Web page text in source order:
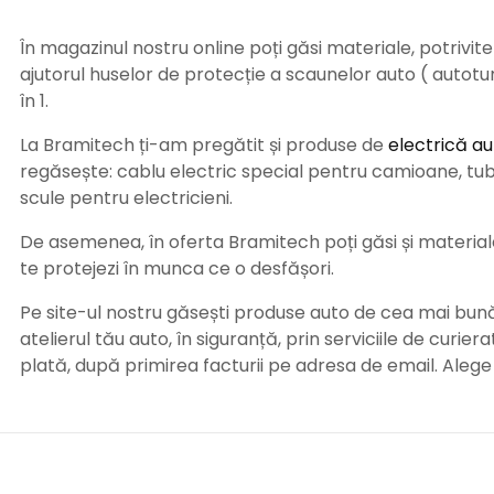
În magazinul nostru online poți găsi materiale,
ajutorul huselor de protecție a scaunelor auto (
în 1.
La Bramitech ți-am pregătit și produse de electrică
regăsește: cablu electric special pentru camioane,
scule pentru electricieni.
De asemenea, în oferta Bramitech poți găsi și
te protejezi în munca ce o desfășori.
Pe site-ul nostru găsești produse auto de cea mai
atelierul tău auto, în siguranță, prin serviciile de
plată, după primirea facturii pe adresa de email.